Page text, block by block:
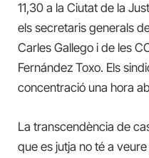
11,30 a la Ciutat de la
els secretaris generals
Carles Gallego i de les
Fernández Toxo. Els
concentració una hora
La transcendència de
que es jutja no té a